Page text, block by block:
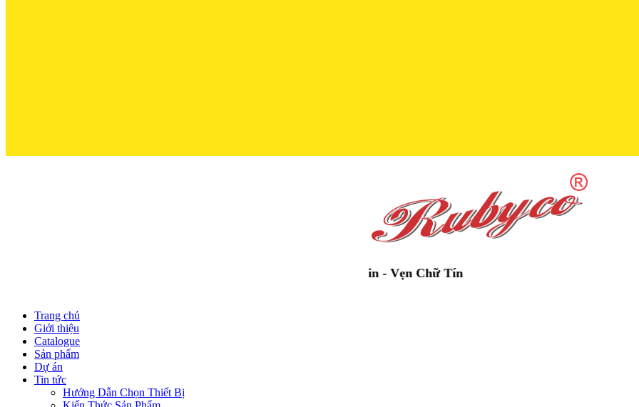
Trọn Niềm Tin - Vẹn Chữ Tín
Trang chủ
Giới thiệu
Catalogue
Sản phẩm
Dự án
Tin tức
Hướng Dẫn Chọn Thiết Bị